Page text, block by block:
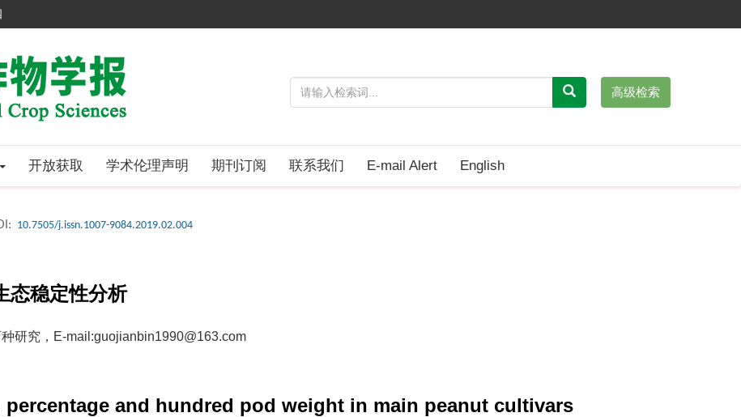
高级检索
开放获取 学术伦理声明 期刊订阅 联系我们 E-mail Alert English
10.7505/j.issn.1007-9084.2019.02.004
态稳定性分析
研究，E-mail:guojianbin1990@163.com
and hundred pod weight in main peanut cultivars